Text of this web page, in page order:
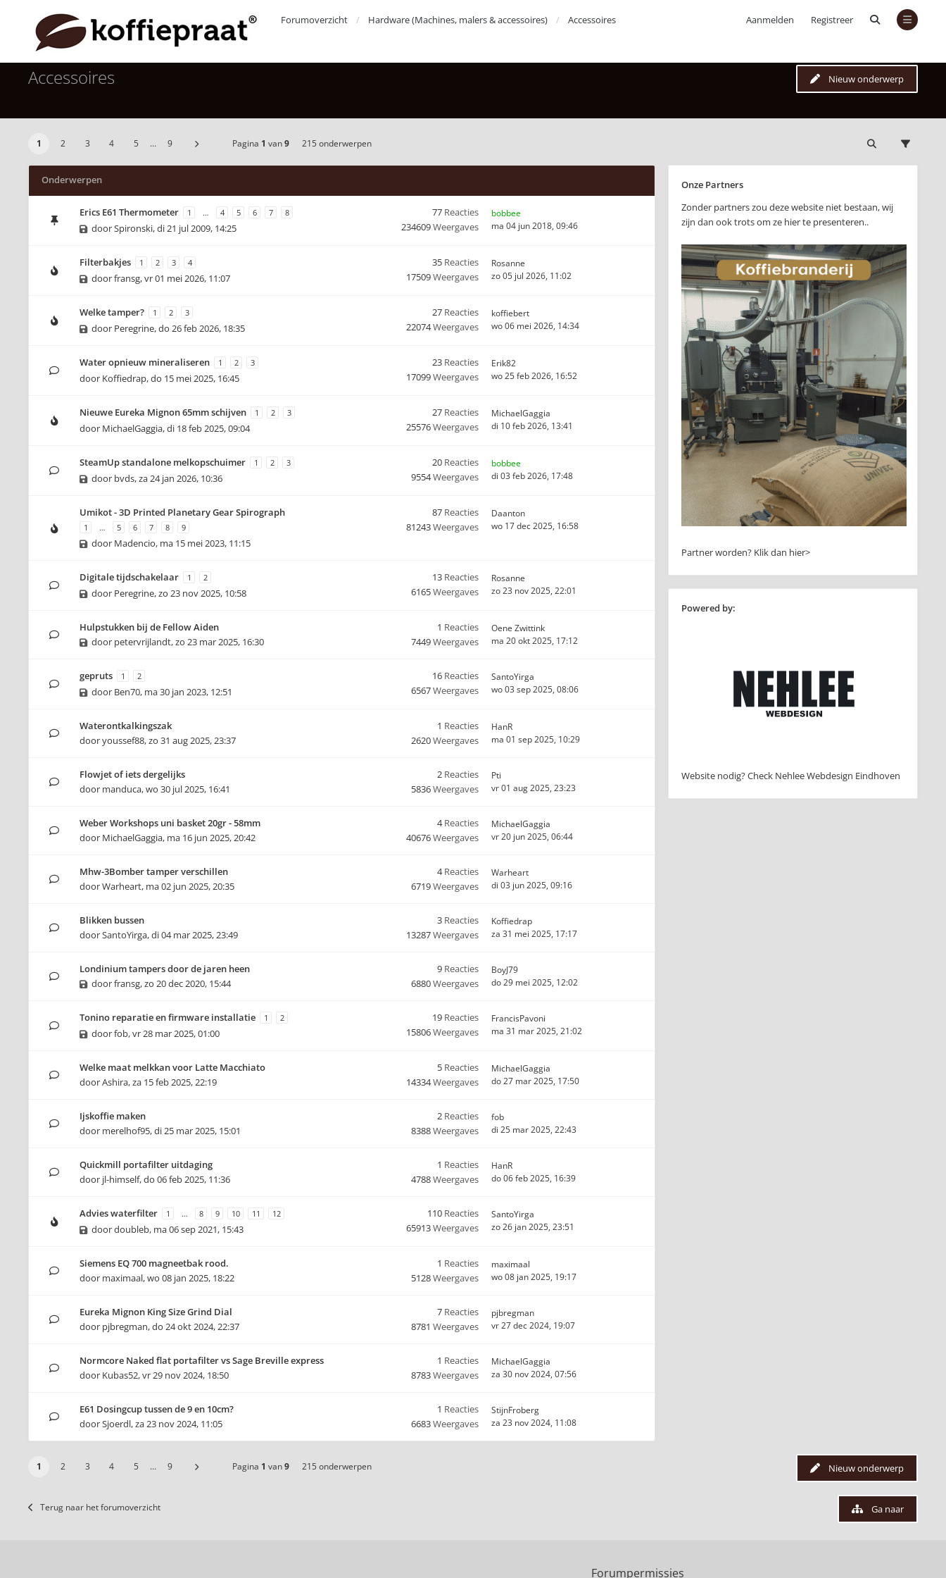
Aanmelden Registreer
Forumoverzicht Hardware (Machines, malers & accessoires) Accessoires
Accessoires Nieuw onderwerp
1 2 3 4 5 … 9 Pagina 1 van9 215 onderwerpen
Onderwerpen
Erics E61 Thermometer 1 … 4 5 6 7 8
doorSpironski,di 21 jul 2009, 14:25
77 Reacties
234609Weergaves
bobbee
ma 04 jun 2018, 09:46
Filterbakjes 1 2 3 4
doorfransg,vr 01 mei 2026, 11:07
35 Reacties
17509Weergaves
Rosanne
zo 05 jul 2026, 11:02
Welke tamper? 1 2 3
door Peregrine,do 26 feb 2026, 18:35
27 Reacties
22074Weergaves
koffiebert
wo 06 mei 2026, 14:34
Water opnieuw mineraliseren 1 2 3
door Koffiedrap,do 15 mei 2025, 16:45
23 Reacties
17099Weergaves
Erik82
wo 25 feb 2026, 16:52
Nieuwe Eureka Mignon 65mm schijven 1 2 3
door MichaelGaggia,di 18 feb 2025, 09:04
27 Reacties
25576Weergaves
MichaelGaggia
di 10 feb 2026, 13:41
SteamUp standalone melkopschuimer 1 2 3
door bvds,za 24 jan 2026, 10:36
20 Reacties
9554Weergaves
bobbee
di 03 feb 2026, 17:48
Umikot - 3D Printed Planetary Gear Spirograph
1 … 5 6 7 8 9
door Madencio, ma 15 mei 2023, 11:15
87 Reacties
81243Weergaves
Daanton
wo 17 dec 2025, 16:58
Digitale tijdschakelaar 1 2
door Peregrine,zo 23 nov 2025, 10:58
13 Reacties
6165Weergaves
Rosanne
zo 23 nov 2025, 22:01
Hulpstukken bij de Fellow Aiden
door petervrijlandt,zo 23 mar 2025, 16:30
1 Reacties
7449Weergaves
Oene Zwittink
ma 20 okt 2025, 17:12
gepruts 1 2
door Ben70, ma 30 jan 2023, 12:51
16 Reacties
6567Weergaves
SantoYirga
wo 03 sep 2025, 08:06
Waterontkalkingszak
dooryoussef88,zo 31 aug 2025, 23:37
1 Reacties
2620Weergaves
HanR
ma 01 sep 2025, 10:29
Flowjet of iets dergelijks
door manduca,wo 30 jul 2025, 16:41
2 Reacties
5836Weergaves
Pti
vr 01 aug 2025, 23:23
Weber Workshops uni basket 20gr - 58mm
door MichaelGaggia, ma 16 jun 2025, 20:42
4Reacties
40676Weergaves
MichaelGaggia
vr 20 jun 2025, 06:44
Mhw-3Bomber tamper verschillen
doorWarheart, ma 02 jun 2025, 20:35
4Reacties
6719Weergaves
Warheart
di 03 jun 2025, 09:16
Blikken bussen
doorSantoYirga,di 04 mar 2025, 23:49
3 Reacties
13287Weergaves
Koffiedrap
za 31 mei 2025, 17:17
Londinium tampers door de jaren heen
doorfransg,zo 20 dec 2020, 15:44
9 Reacties
6880Weergaves
BoyJ79
do 29 mei 2025, 12:02
Tonino reparatie en firmware installatie 1 2
doorfob,vr 28 mar 2025, 01:00
19 Reacties
15806Weergaves
FrancisPavoni
ma 31 mar 2025, 21:02
Welke maat melkkan voor Latte Macchiato
doorAshira,za 15 feb 2025, 22:19
5 Reacties
14334Weergaves
MichaelGaggia
do 27 mar 2025, 17:50
Ijskoffie maken
door merelhof95,di 25 mar 2025, 15:01
2 Reacties
8388Weergaves
fob
di 25 mar 2025, 22:43
Quickmill portafilter uitdaging
door jl-himself,do 06 feb 2025, 11:36
1 Reacties
4788Weergaves
HanR
do 06 feb 2025, 16:39
Advies waterfilter 1 … 8 9 10 11 12
doordoubleb, ma 06 sep 2021, 15:43
110 Reacties
65913Weergaves
SantoYirga
zo 26 jan 2025, 23:51
Siemens EQ 700 magneetbak rood.
door maximaal,wo 08 jan 2025, 18:22
1 Reacties
5128Weergaves
maximaal
wo 08 jan 2025, 19:17
Eureka Mignon King Size Grind Dial
door pjbregman,do 24 okt 2024, 22:37
7 Reacties
8781 Weergaves
pjbregman
vr 27 dec 2024, 19:07
Normcore Naked flat portafilter vs Sage Breville express
door Kubas52,vr 29 nov 2024, 18:50
1 Reacties
8783Weergaves
MichaelGaggia
za 30 nov 2024, 07:56
E61 Dosingcup tussen de 9 en 10cm?
doorSjoerdl,za 23 nov 2024, 11:05
1 Reacties
6683Weergaves
StijnFroberg
za 23 nov 2024, 11:08
Onze Partners
Zonder partners zou deze website niet bestaan, wij
zijn dan ook trots om ze hier te presenteren..
Partner worden? Klik dan hier>
Powered by:
Website nodig? Check Nehlee Webdesign Eindhoven
Nieuw onderwerp
1 2 3 4 5 … 9 Pagina 1 van9 215 onderwerpen
Terug naar het forumoverzicht Ga naar
Forumpermissies